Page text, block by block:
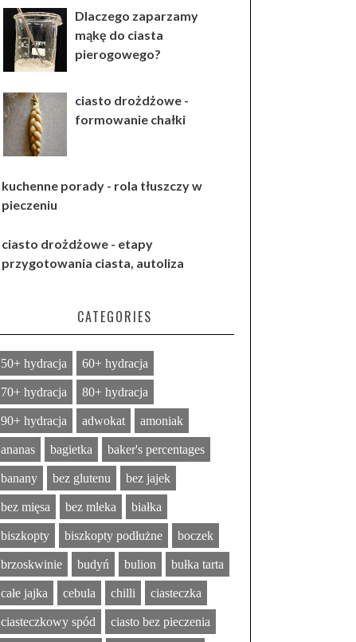
Dlaczego zaparzamy
mąkę do ciasta
pierogowego?
ciasto drożdżowe -
formowanie chałki
kuchenne porady - rola tłuszczy w
pieczeniu
ciasto drożdżowe - etapy
przygotowania ciasta, autoliza
CATEGORIES
50+ hydracja 60+ hydracja
70+ hydracja 80+ hydracja
90+ hydracja adwokat amoniak
ananas bagietka baker's percentages
banany bez glutenu bez jajek
bez mięsa bez mleka białka
biszkopty biszkopty podłużne boczek
brzoskwinie budyń bulion bułka tarta
całe jajka cebula chilli ciasteczka
ciasteczkowy spód ciasto bez pieczenia